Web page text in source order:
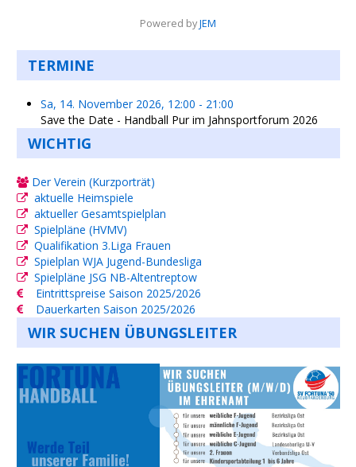
Powered byJEM
TERMINE
Sa, 14. November 2026, 12:00 - 21:00
Save the Date - Handball Pur im Jahnsportforum 2026
WICHTIG
Der Verein (Kurzporträt)
aktuelle Heimspiele
aktueller Gesamtspielplan
Spielpläne (HVMV)
Qualifikation 3.Liga Frauen
Spielplan WJA Jugend-Bundesliga
Spielpläne JSG NB-Altentreptow
Eintrittspreise Saison 2025/2026
Dauerkarten Saison 2025/2026
WIR SUCHEN ÜBUNGSLEITER